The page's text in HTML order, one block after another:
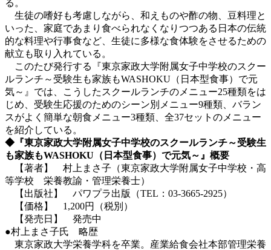
る。
生徒の嗜好も考慮しながら、和えものや酢の物、豆料理と
いった、家庭であまり食べられなくなりつつある日本の伝統
的な料理や行事食など、生徒に多様な食体験をさせるための
献立も取り入れている。
このたび発行する『東京家政大学附属女子中学校のスクー
ルランチ～受験生も家族もWASHOKU（日本型食事）で元
気～』では、こうしたスクールランチのメニュー25種類をは
じめ、受験生応援のためのシーン別メニュー9種類、バラン
スがよく簡単な朝食メニュー3種類、全37セットのメニュー
を紹介している。
◆『東京家政大学附属女子中学校のスクールランチ～受験生
も家族もWASHOKU（日本型食事）で元気～』概要
【著者】 村上まさ子（東京家政大学附属女子中学校・高
等学校 栄養教諭・管理栄養士）
【出版社】 パワプラ出版（TEL：03-3665-2925）
【価格】 1,200円（税別）
【発売日】 発売中
●村上まさ子氏 略歴
東京家政大学栄養学科を卒業。産業給食会社本部管理栄養